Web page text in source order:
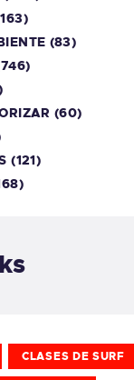
(83)
(60)
(121)
CLASES DE SURF